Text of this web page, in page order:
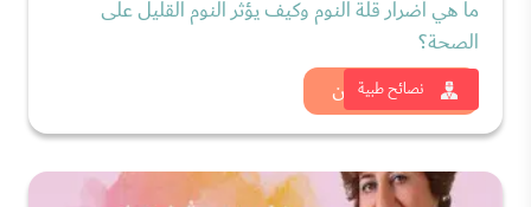
نصائح طبية
ما هي أضرار قلة النوم وكيف يؤثر النوم القليل على
الصحة؟
شاهد الان